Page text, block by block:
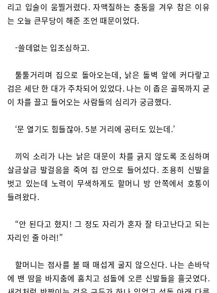
리고 입술이 움찔거렸다. 자맥질하는 충동을 겨우 참은 이유
는 오늘 큰무당이 해준 조언 때문이었다.
-쓸데없는 입조심하고.
툴툴거리며 집으로 돌아오는데, 낡은 돌벽 앞에 커다랗고
검은 세단 한 대가 주차되어 있었다. 나는 이 좁은 골목까지 굳
이 차를 끌고 들어오는 사람들의 심리가 궁금했다.
‘문 열기도 힘들잖아. 5분 거리에 공터도 있는데.’
끼익 소리가 나는 낡은 대문이 차를 긁지 않도록 조심하며
살금살금 발걸음을 죽여 집 안으로 들어섰다. 조용히 신발을
벗고 있는데 노력이 무색하게도 할머니 방 안쪽에서 호통이
들려왔다.
“안 된다고 혔지! 그 정도 자리가 혼자 잘 타고난다고 되는
자리인 줄 아러!”
할머니는 점사를 볼 때 매섭게 굴지 않으신다. 나는 손바닥
에 밴 땀을 바지춤에 훔치고 섬돌에 오른 신발들을 흘긋였다.